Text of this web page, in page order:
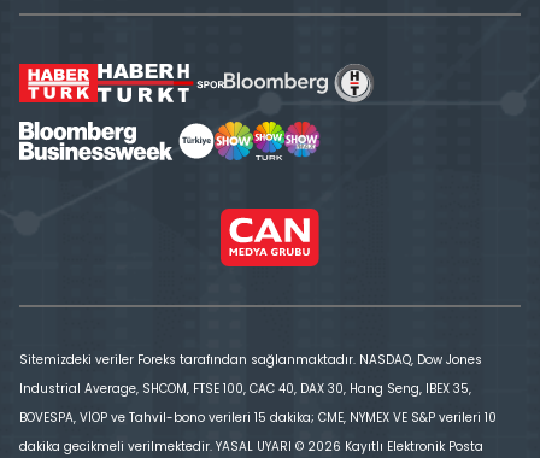
Sitemizdeki veriler Foreks tarafından sağlanmaktadır. NASDAQ, Dow Jones
Industrial Average, SHCOM, FTSE 100, CAC 40, DAX 30, Hang Seng, IBEX 35,
BOVESPA, VİOP ve Tahvil-bono verileri 15 dakika; CME, NYMEX VE S&P verileri 10
dakika gecikmeli verilmektedir. YASAL UYARI © 2026 Kayıtlı Elektronik Posta